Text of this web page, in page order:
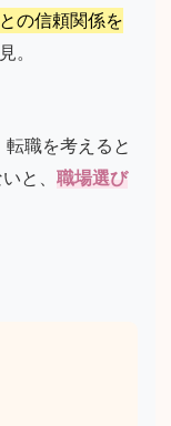
の信頼関係を
。
職を考えると
と、 職場選び